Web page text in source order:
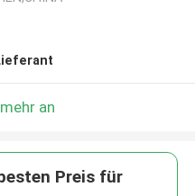
an
Preis für